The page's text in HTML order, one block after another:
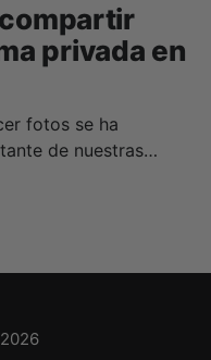
privada en
fotos se ha
de nuestras
forma de